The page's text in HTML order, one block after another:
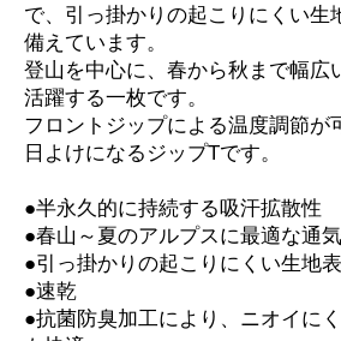
で、引っ掛かりの起こりにくい生
備えています。
登山を中心に、春から秋まで幅広
活躍する一枚です。
フロントジップによる温度調節が
日よけになるジップTです。
●半永久的に持続する吸汗拡散性
●春山～夏のアルプスに最適な通
●引っ掛かりの起こりにくい生地
●速乾
●抗菌防臭加工により、ニオイに